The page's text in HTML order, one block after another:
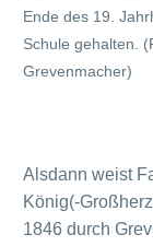
Ende des 19.
Schule gehalten.
Grevenmacher)
Alsdann weist
König(-
1846 durch